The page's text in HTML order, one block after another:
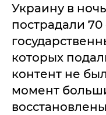
Украину в ночь
пострадали 70
которых
контент не
момент